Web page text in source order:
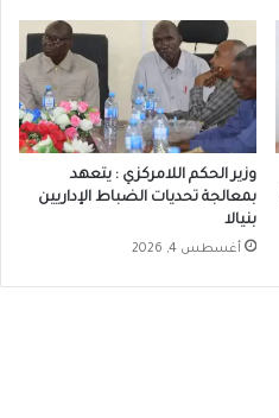
وزير الحكم اللامركزي : يتعهد
بمعالجة تحديات الضباط الإداريين
بنيالا
أغسطس 4, 2026